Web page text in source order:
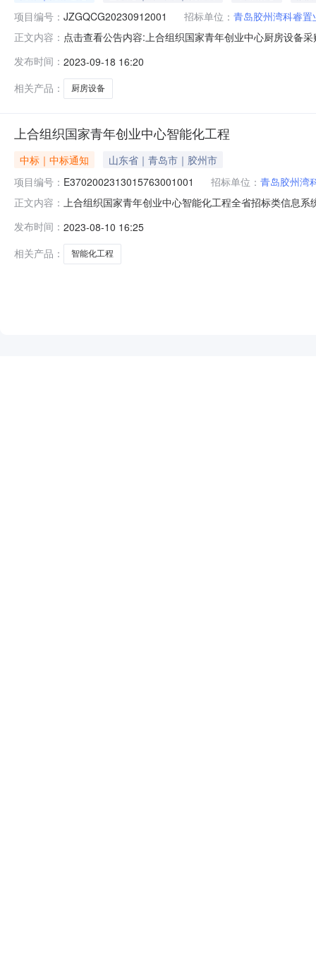
项目编号： JZGQCG20230912001 招标单位： 青岛胶州湾科睿置
正文内容： 点击查看公告内容:上合组织国家青年创业中心厨房设备
准/备案机关批准，项目资金来源为自筹资金308.796724
规模：/范围
发布时间： 2023-09-18 16:20
相关产品：
厨房设备
上合组织国家青年创业中心智能化工程
中标｜中标通知
山东省｜青岛市｜胶州市
项目编号： E3702002313015763001001 招标单位： 青岛胶州湾
正文内容： 上合组织国家青年创业中心智能化工程全省招标类信息
85272537招标代理单位：山东世元工程管理有限公司联
长江一
发布时间： 2023-08-10 16:25
相关产品：
智能化工程